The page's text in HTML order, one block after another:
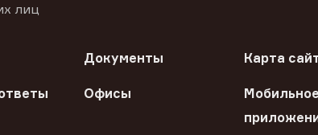
лиц
Документы Карта
Офисы
Мобильное